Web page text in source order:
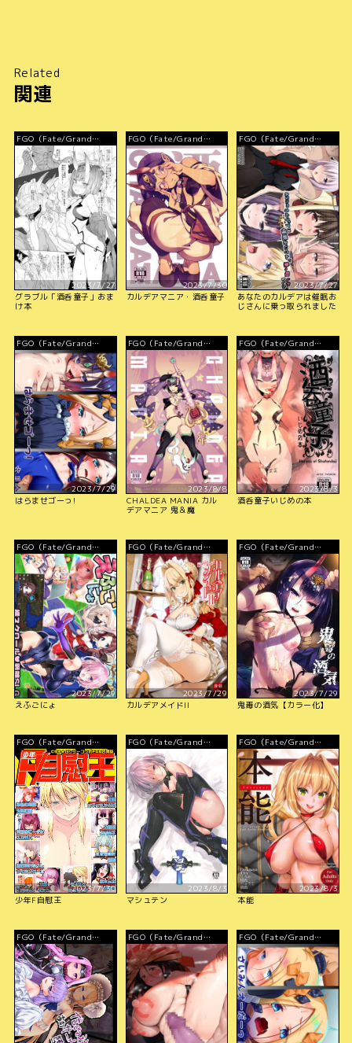
Related
関連
FGO（Fate/Grand
Order）
2023/7/27
グラブル「酒呑童子」おま
け本
FGO（Fate/Grand
Order）
2023/7/30
カルデアマニア・酒呑童子
FGO（Fate/Grand
Order）
2023/7/27
あなたのカルデアは催眠お
じさんに乗っ取られました
FGO（Fate/Grand
Order）
2023/7/29
はらませゴーっ!
FGO（Fate/Grand
Order）
2023/8/8
CHALDEA MANIA カル
デアマニア 鬼＆魔
FGO（Fate/Grand
Order）
2023/8/3
酒呑童子いじめの本
FGO（Fate/Grand
Order）
2023/7/29
えふごにょ
FGO（Fate/Grand
Order）
2023/7/29
カルデアメイドII
FGO（Fate/Grand
Order）
2023/7/29
鬼毒の酒気【カラー化】
FGO（Fate/Grand
Order）
2023/7/30
少年F自慰王
FGO（Fate/Grand
Order）
2023/8/3
マシュテン
FGO（Fate/Grand
Order）
2023/8/3
本能
FGO（Fate/Grand
Order）
FGO（Fate/Grand
Order）
FGO（Fate/Grand
Order）